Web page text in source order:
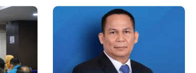
website in this browser for the next time I comment.